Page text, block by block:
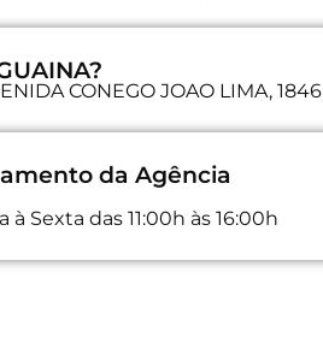
CONEGO JOAO LIMA, 1846
da Agência
Sexta das 11:00h às 16:00h